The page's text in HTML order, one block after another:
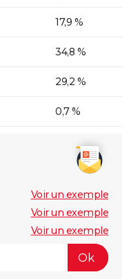
17,9 %
34,8 %
29,2 %
0,7 %
Voir un exemple
Voir un exemple
Voir un exemple